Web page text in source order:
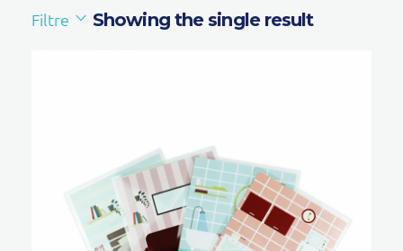
Filtre Showing the single result